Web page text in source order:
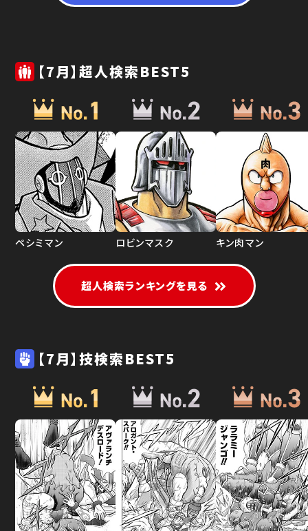
【7月】超人検索BEST5
ペシミマン ロビンマスク キン肉マン
超人検索ランキングを見る
【7月】技検索BEST5